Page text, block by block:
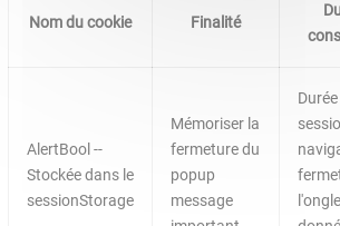
Nom du cookie Finalité
AlertBool --
Stockée dans le
sessionStorage
Mémoriser la
fermeture du
popup
message